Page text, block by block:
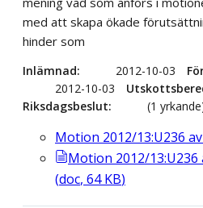
med att skapa ökade
hinder som
Inlämnad 2012-10-03
2012-10-03
Riksdagsbeslut
(1
Motion 2012/13:U236
Motion 2012/13:U236
(doc, 64 KB)